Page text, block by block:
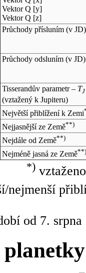
Vektor Q [y]
Vektor Q [z]
Průchody přísluním (v JD)
Průchody odsluním (v JD)
Tisserandův parametr – TJ
(vztažený k Jupiteru)
Největší přiblížení k Zemi
Nejjasnější ze Země**)
Nejdále od Země**)
Nejméně jasná ze Země**)
*)
nejmenší
od 7.